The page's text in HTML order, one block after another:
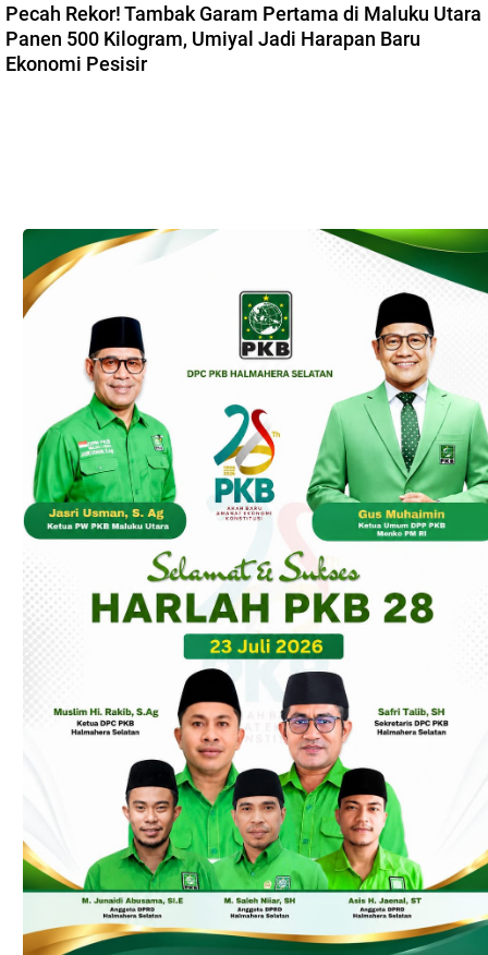
Pecah Rekor! Tambak Garam Pertama di Maluku Utara
Panen 500 Kilogram, Umiyal Jadi Harapan Baru
Ekonomi Pesisir